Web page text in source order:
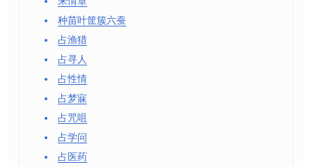
种苗叶筐簇六蚕
占渔猎
占寻人
占性情
占梦寐
占咒咀
占学问
占医药